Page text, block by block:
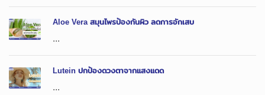
Aloe Vera สมุนไพรป้องกันผิว ลดการอักเสบ
...
Lutein ปกป้องดวงตาจากแสงแดด
...